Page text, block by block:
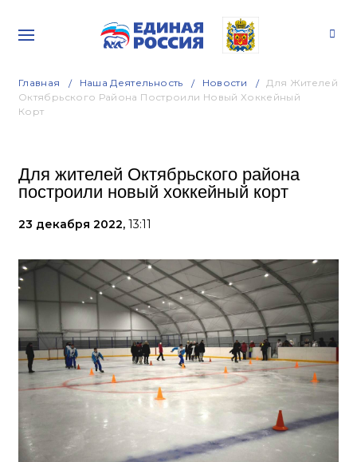
Главная Наша Деятельность Новости
Для Жителей
Октябрьского Района Построили Новый Хоккейный
Корт
Для жителей Октябрьского района
построили новый хоккейный корт
23 декабря 2022, 13:11